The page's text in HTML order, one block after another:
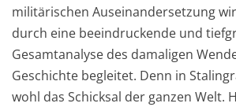
militärischen Auseinandersetzung
durch eine beeindruckende und
Gesamtanalyse des damaligen
Geschichte begleitet. Denn in
wohl das Schicksal der ganzen Welt.